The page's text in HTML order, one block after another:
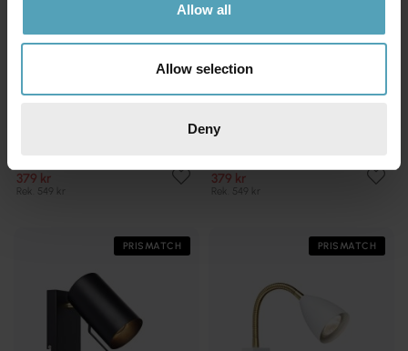
Allow all
Allow selection
Deny
379 kr
Rek. 549 kr
379 kr
Rek. 549 kr
PRISMATCH PRISMATCH